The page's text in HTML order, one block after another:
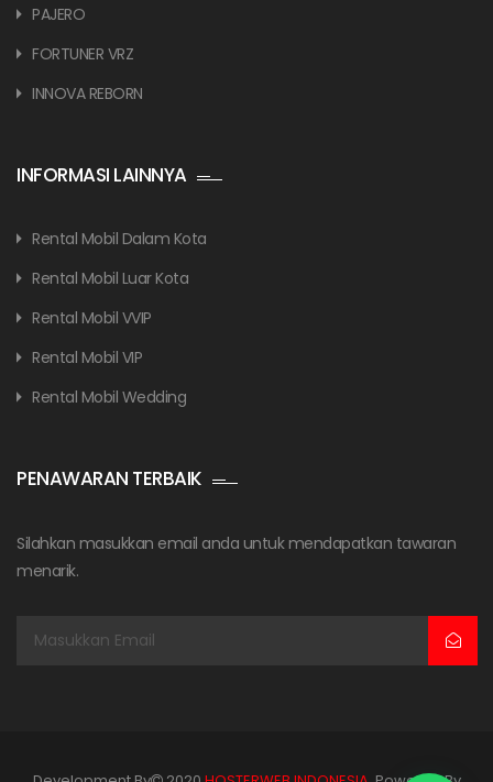
PAJERO
FORTUNER VRZ
INNOVA REBORN
INFORMASI LAINNYA
Rental Mobil Dalam Kota
Rental Mobil Luar Kota
Rental Mobil VVIP
Rental Mobil VIP
Rental Mobil Wedding
PENAWARAN TERBAIK
Silahkan masukkan email anda untuk mendapatkan tawaran
menarik.